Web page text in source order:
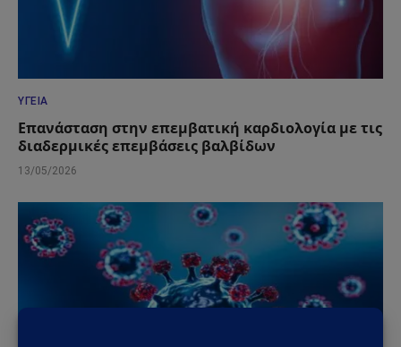
ΥΓΕΊΑ
Επανάσταση στην επεμβατική καρδιολογία με τις
διαδερμικές επεμβάσεις βαλβίδων
13/05/2026